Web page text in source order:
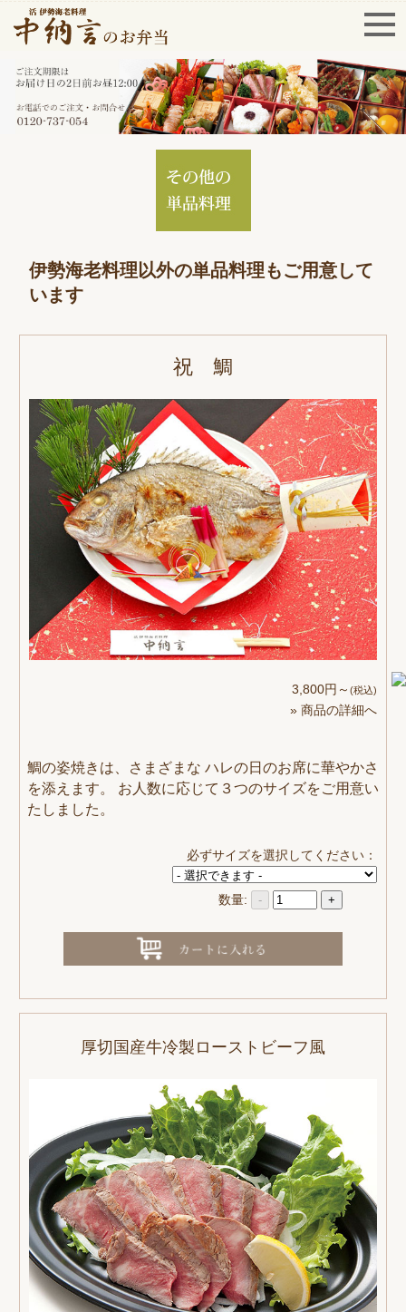
伊勢海老料理以外の単品料理もご用意して
います
祝 鯛
3,800円～(税込)
» 商品の詳細へ
鯛の姿焼きは、さまざまな ハレの日のお席に華やかさ
を添えます。 お人数に応じて３つのサイズをご用意い
たしました。
必ずサイズを選択してください：
数量: - +
厚切国産牛冷製ローストビーフ風